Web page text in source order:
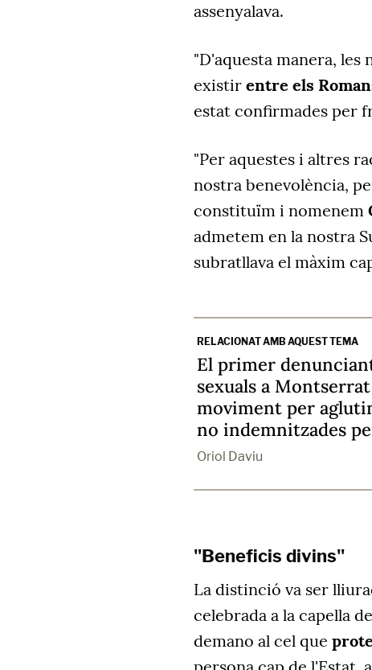
assenyalava.
"D'aquesta manera, les
existir entre els
estat confirmades per
"Per aquestes i altres
nostra benevolència,
constituïm i nomenem
admetem en la nostra
subratllava el màxim
RELACIONAT AMB AQUEST TEMA
El primer
sexuals a
moviment per
no indemnitzades
Oriol Daviu
"Beneficis divins"
La distinció va ser
celebrada a la capella
demano al cel que